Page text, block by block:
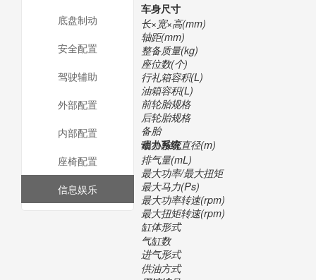
车身尺寸
长×宽×高(mm)
轴距(mm)
整备质量(kg)
座位数(个)
行礼箱容积(L)
油箱容积(L)
前轮胎规格
后轮胎规格
备胎
最小转弯直径(m)
动力系统
排气量(mL)
最大功率/最大扭矩
最大马力(Ps)
最大功率转速(rpm)
最大扭矩转速(rpm)
缸体形式
气缸数
进气形式
供油方式
底盘制动
安全配置
驾驶辅助
外部配置
内部配置
座椅配置
信息娱乐